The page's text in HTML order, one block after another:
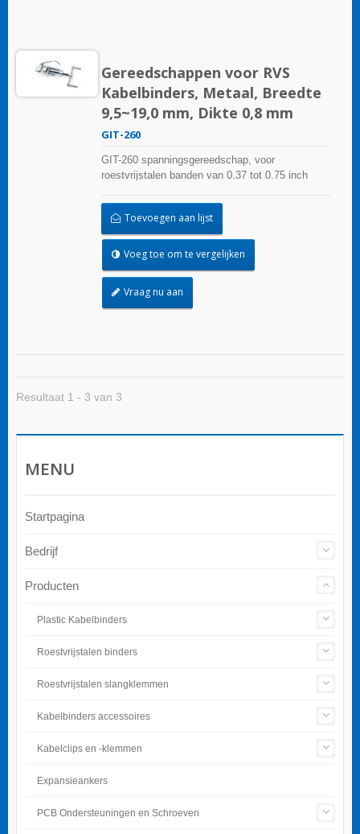
Gereedschappen voor RVS
Kabelbinders, Metaal, Breedte
9,5~19,0 mm, Dikte 0,8 mm
GIT-260
GIT-260 spanningsgereedschap, voor
roestvrijstalen banden van 0.37 tot 0.75 inch
bediening om te spannen en de roestvrijstalen
band af te snijden.Spanningstools bieden
consistent gebruik over vele cycli en
ergonomische, antislip, gevoerde handgrepen
Toevoegen aan lijst
Voeg toe om te vergelijken
Vraag nu aan
Resultaat 1 - 3 van 3
MENU
Startpagina
Bedrijf
Producten
Plastic Kabelbinders
Roestvrijstalen binders
Roestvrijstalen slangklemmen
Kabelbinders accessoires
Kabelclips en -klemmen
Expansieankers
PCB Ondersteuningen en Schroeven